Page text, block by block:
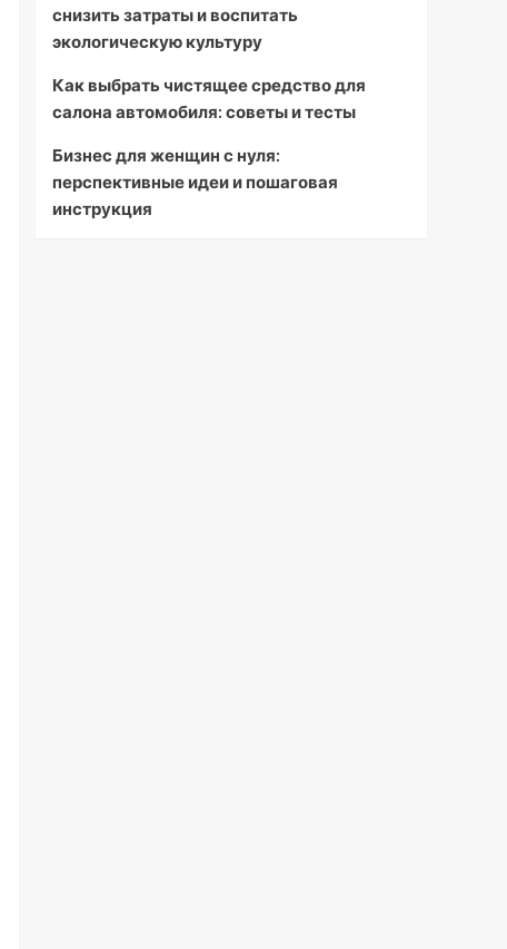
снизить затраты и воспитать
экологическую культуру
Как выбрать чистящее средство для
салона автомобиля: советы и тесты
Бизнес для женщин с нуля:
перспективные идеи и пошаговая
инструкция